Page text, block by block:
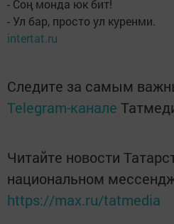
- Соң монда юк бит!
- Ул бар, просто ул куренми.
intertat.ru
Следите за самым
Telegram-канале
Читайте новости
национальном
https://max.ru/tatmedia